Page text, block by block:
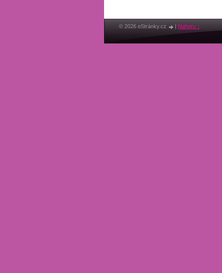
© 2026 eStránky.cz | Nahoru ↑